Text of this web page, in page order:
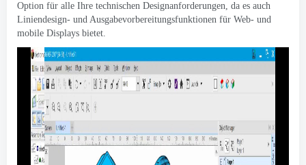
Option für alle Ihre technischen Designanforderungen, da es auch
Liniendesign- und Ausgabevorbereitungsfunktionen für Web- und
mobile Displays bietet.